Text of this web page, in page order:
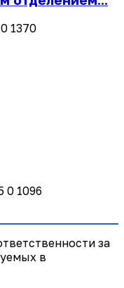
0 1370
0 1096
за
в